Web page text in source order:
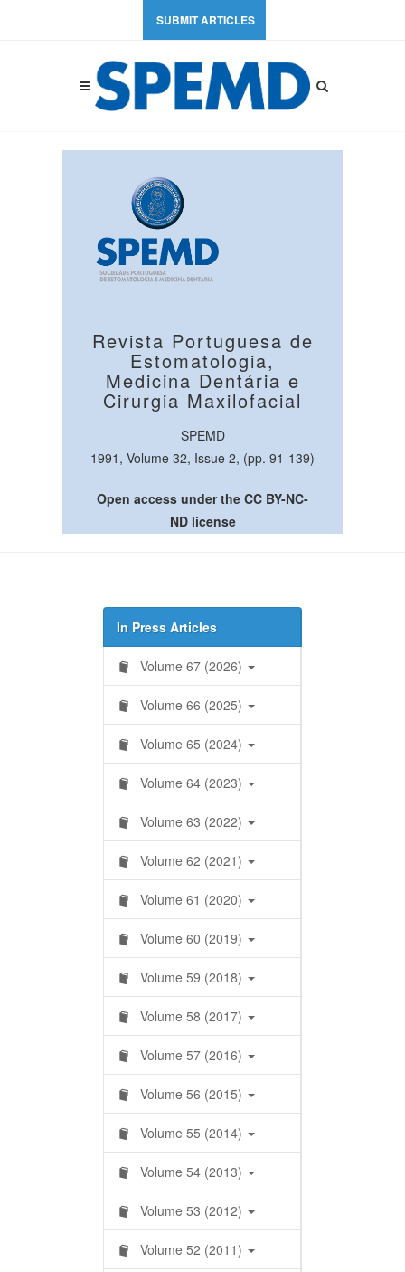
SUBMIT ARTICLES
Revista Portuguesa de
Estomatologia,
Medicina Dentária e
Cirurgia Maxilofacial
SPEMD
1991, Volume 32, Issue 2, (pp. 91-139)
Open access under the CC BY-NC-
ND license
In Press Articles
Volume 67 (2026)
Volume 66 (2025)
Volume 65 (2024)
Volume 64 (2023)
Volume 63 (2022)
Volume 62 (2021)
Volume 61 (2020)
Volume 60 (2019)
Volume 59 (2018)
Volume 58 (2017)
Volume 57 (2016)
Volume 56 (2015)
Volume 55 (2014)
Volume 54 (2013)
Volume 53 (2012)
Volume 52 (2011)